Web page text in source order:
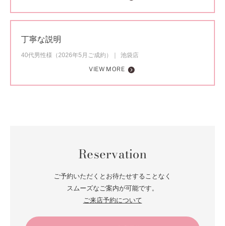
丁寧な説明
40代男性様（2026年5月ご成約）
池袋店
VIEW MORE
Reservation
ご予約いただくとお待たせすることなく
スムーズなご案内が可能です。
ご来店予約について